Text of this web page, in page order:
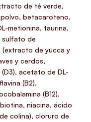
de té verde,
betacaroteno,
metionina, taurina,
sulfato de
(extracto de yucca y
y cerdos,
acetato de DL-
(B2),
(B12),
niacina, ácido
colina), cloruro de